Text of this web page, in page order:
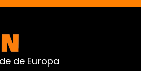
de Europa